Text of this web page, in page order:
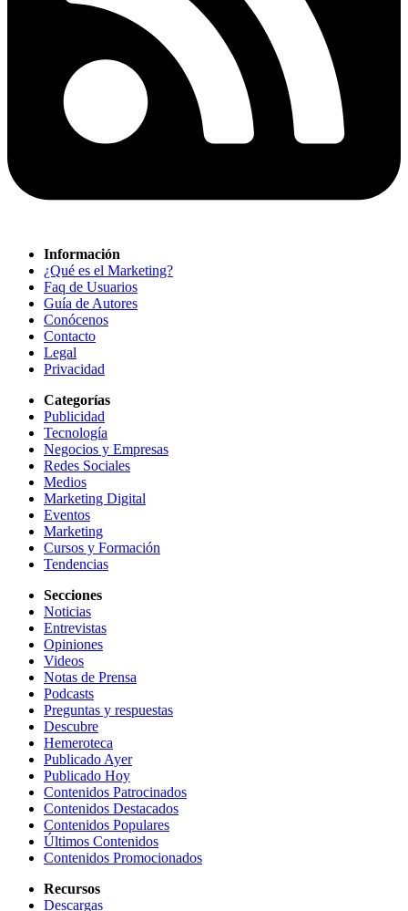
Información
¿Qué es el Marketing?
Faq de Usuarios
Guía de Autores
Conócenos
Contacto
Legal
Privacidad
Categorías
Publicidad
Tecnología
Negocios y Empresas
Redes Sociales
Medios
Marketing Digital
Eventos
Marketing
Cursos y Formación
Tendencias
Secciones
Noticias
Entrevistas
Opiniones
Videos
Notas de Prensa
Podcasts
Preguntas y respuestas
Descubre
Hemeroteca
Publicado Ayer
Publicado Hoy
Contenidos Patrocinados
Contenidos Destacados
Contenidos Populares
Últimos Contenidos
Contenidos Promocionados
Recursos
Descargas